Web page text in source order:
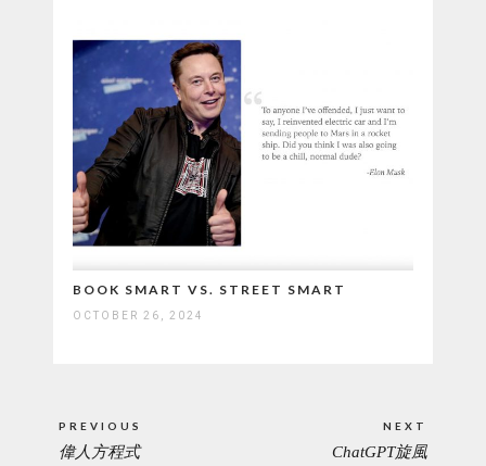
BOOK SMART VS. STREET SMART
OCTOBER 26, 2024
navigation
PREVIOUS
PREVIOUS
偉人方程式
NEXT
NEXT
ChatGPT旋風